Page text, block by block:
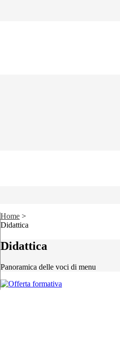
Home >
Didattica
Didattica
Panoramica delle voci di menu